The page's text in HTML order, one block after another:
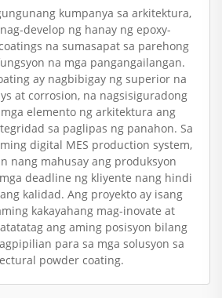
kumpanya sa arkitektura,
develop ng hanay ng epoxy-
na sumasapat sa parehong
na mga pangangailangan.
ay nagbibigay ng superior na
at corrosion, na nagsisiguradong
elemento ng arkitektura ang
sa paglipas ng panahon. Sa
digital MES production system,
nang mahusay ang produksyon
deadline ng kliyente nang hindi
kalidad. Ang proyekto ay isang
kakayahang mag-inovate at
ang aming posisyon bilang
para sa mga solusyon sa
powder coating.